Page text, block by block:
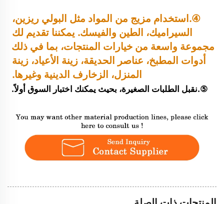
المنزل، الزخارف الدينية وغيرها.
⑤.نقبل الطلبات الصغيرة، بحيث يمكنك اختبار السوق أولاً.